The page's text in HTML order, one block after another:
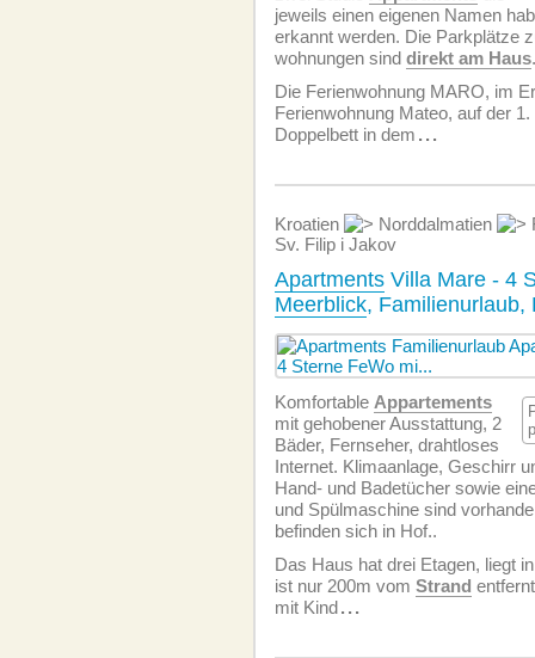
jeweils einen eigenen Namen
erkannt werden. Die Parkplätze
wohnungen sind direkt am Haus.
Die Ferien­wohnung MARO, im
Ferien­wohnung Mateo, auf der
Doppelbett in dem ...
Kroatien Norddalmatien
Sv. Filip i Jakov
Apartments Villa Mare - 4
Meerblick, Familienurlaub,
Komfortable Appartements
mit gehobener Ausstattung, 2
Bäder, Fernseher, drahtloses
Internet. Klimaanlage, Geschirr
Hand- und Badetücher sowie
und Spülmaschine sind
befinden sich in Hof..
Das Haus hat drei Etagen, liegt
ist nur 200m vom Strand
mit Kind...